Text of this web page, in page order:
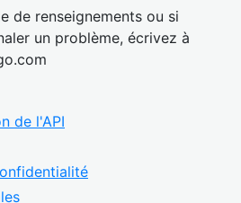
de renseignements ou si
un problème, écrivez à
de l'API